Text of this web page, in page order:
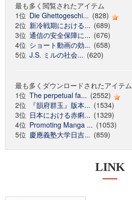
最も多く閲覧されたアイテム
1位 Die Ghettogeschi... (828)
2位 新冷戦期における... (689)
3位 通信の安全保障に... (676)
4位 ショート動画の効... (658)
5位 J.S. ミルの社会... (620)
最も多くダウンロードされたアイテム
1位 The perpetual fa... (2552)
2位
『韻府群玉』版本... (1534)
3位 日本における赤痢... (1329)
4位 Promoting Manga ... (1053)
5位 慶應義塾大学日吉... (859)
LINK